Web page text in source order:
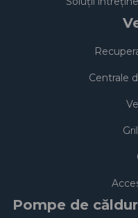
Centrale
Pompe de